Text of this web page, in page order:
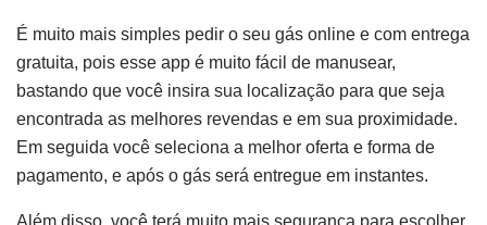
É muito mais simples pedir o seu gás online e com entrega
gratuita, pois esse app é muito fácil de manusear,
bastando que você insira sua localização para que seja
encontrada as melhores revendas e em sua proximidade.
Em seguida você seleciona a melhor oferta e forma de
pagamento, e após o gás será entregue em instantes.
Além disso, você terá muito mais segurança para escolher